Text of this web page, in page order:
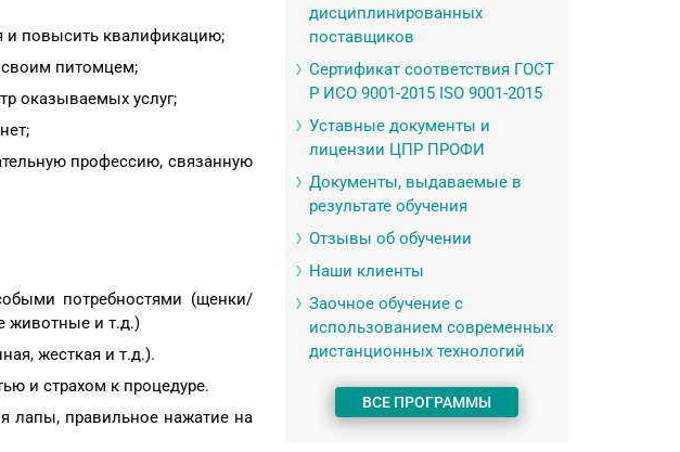
и повысить квалификацию;
питомцем;
оказываемых услуг;
профессию, связанную
потребностями (щенки/
животные и т.д.)
жесткая и т.д.).
и страхом к процедуре.
лапы, правильное нажатие на
дисциплинированных
поставщиков
Сертификат соответствия ГОСТ
Р ИСО 9001-2015 ISO 9001-2015
Уставные документы и
лицензии ЦПР ПРОФИ
Документы, выдаваемые в
результате обучения
Отзывы об обучении
Наши клиенты
Заочное обучение с
использованием современных
дистанционных технологий
ВСЕ ПРОГРАММЫ